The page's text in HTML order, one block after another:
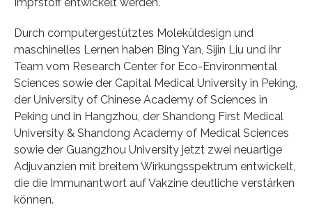
Durch computergestütztes Moleküldesign und
maschinelles Lernen haben Bing Yan, Sijin Liu und ihr
Team vom Research Center for Eco-Environmental
Sciences sowie der Capital Medical University in Peking,
der University of Chinese Academy of Sciences in
Peking und in Hangzhou, der Shandong First Medical
University & Shandong Academy of Medical Sciences
sowie der Guangzhou University jetzt zwei neuartige
Adjuvanzien mit breitem Wirkungsspektrum entwickelt,
die die Immunantwort auf Vakzine deutliche verstärken
können.